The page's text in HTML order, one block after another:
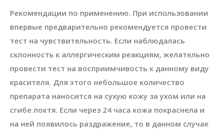
Рекомендации по применению. При использовании
впервые предварительно рекомендуется провести
тест на чувствительность. Если наблюдалась
склонность к аллергическим реакциям, желательно
провести тест на восприимчивость к данному виду
красителя. Для этого небольшое количество
препарата наносится на сухую кожу за ухом или на
сгибе локтя. Если через 24 часа кожа покраснела и
на ней появилось раздражение, то в данном случае